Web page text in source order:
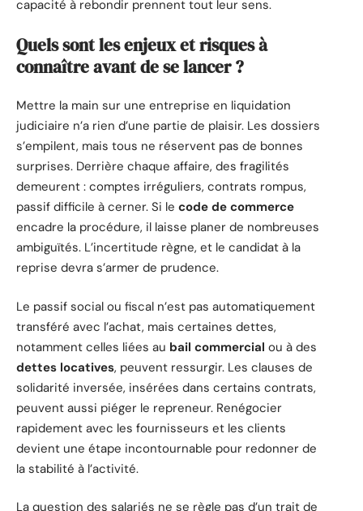
capacité à rebondir prennent tout leur sens.
Quels sont les enjeux et risques à
connaître avant de se lancer ?
Mettre la main sur une entreprise en liquidation
judiciaire n’a rien d’une partie de plaisir. Les dossiers
s’empilent, mais tous ne réservent pas de bonnes
surprises. Derrière chaque affaire, des fragilités
demeurent : comptes irréguliers, contrats rompus,
passif difficile à cerner. Si le code de commerce
encadre la procédure, il laisse planer de nombreuses
ambiguïtés. L’incertitude règne, et le candidat à la
reprise devra s’armer de prudence.
Le passif social ou fiscal n’est pas automatiquement
transféré avec l’achat, mais certaines dettes,
notamment celles liées au bail commercial ou à des
dettes locatives, peuvent ressurgir. Les clauses de
solidarité inversée, insérées dans certains contrats,
peuvent aussi piéger le repreneur. Renégocier
rapidement avec les fournisseurs et les clients
devient une étape incontournable pour redonner de
la stabilité à l’activité.
La question des salariés ne se règle pas d’un trait de